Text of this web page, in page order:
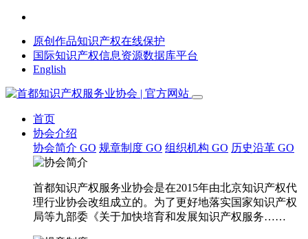
原创作品知识产权在线保护
国际知识产权信息资源数据库平台
English
首页
协会介绍
协会简介 GO 规章制度 GO 组织机构 GO 历史沿革 GO
首都知识产权服务业协会是在2015年由北京知识产权代
理行业协会改组成立的。为了更好地落实国家知识产权
局等九部委《关于加快培育和发展知识产权服务……